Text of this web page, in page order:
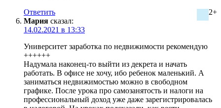
2+
Ответить
Мария сказал:
14.02.2021 в 13:33
Университет заработка по недвижимости рекомендую
++++++
Надумала наконец-то выйти из декрета и начать
работать. В офисе не хочу, ибо ребенок маленький. А
заниматься недвижимостью можно в свободном
графике. После урока про самозанятость и налоги на
профессиональный доход уже даже зарегистрировалась